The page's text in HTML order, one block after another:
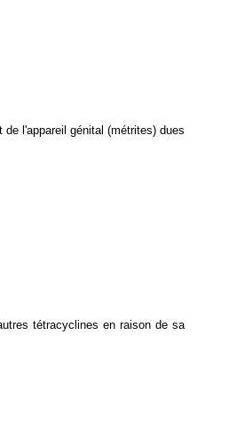
l'appareil génital (métrites) dues
tétracyclines en raison de sa